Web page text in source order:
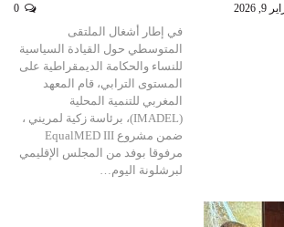
2026
في إطار أشغال الملتقى
المتوسطي حول القيادة السياسية
للنساء والحكامة الديمقراطية على
المستوى الترابي، قام المعهد
المغربي للتنمية المحلية
(IMADEL)، برئاسة زكية لمريني ،
ضمن مشروع EqualMED III
مرفوقا بوفد من المجلس الإقليمي
لبرشلونة اليوم…